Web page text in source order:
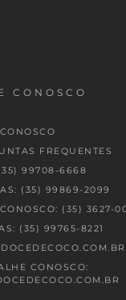
CONOSCO
FREQUENTES
99708-6668
(35) 99869-2099
(35) 3627-
(35) 99765-8221
CONOSCO: